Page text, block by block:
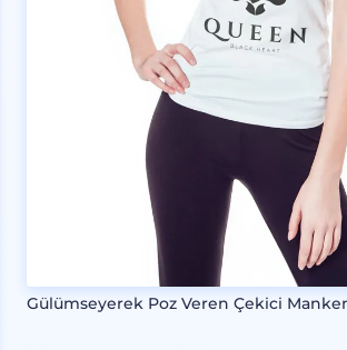
Gülümseyerek Poz Veren Çekici